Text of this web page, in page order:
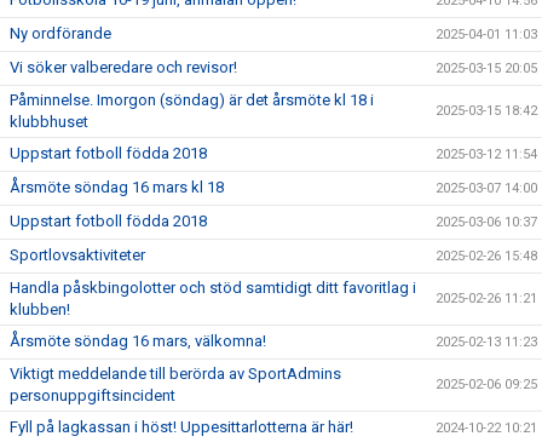
Ny ordförande 2025-04-01 11:03
Vi söker valberedare och revisor! 2025-03-15 20:05
Påminnelse. Imorgon (söndag) är det årsmöte kl 18 i
klubbhuset
2025-03-15 18:42
Uppstart fotboll födda 2018 2025-03-12 11:54
Årsmöte söndag 16 mars kl 18 2025-03-07 14:00
Uppstart fotboll födda 2018 2025-03-06 10:37
Sportlovsaktiviteter 2025-02-26 15:48
Handla påskbingolotter och stöd samtidigt ditt favoritlag i
klubben!
2025-02-26 11:21
Årsmöte söndag 16 mars, välkomna! 2025-02-13 11:23
Viktigt meddelande till berörda av SportAdmins
personuppgiftsincident
2025-02-06 09:25
Fyll på lagkassan i höst! Uppesittarlotterna är här! 2024-10-22 10:21